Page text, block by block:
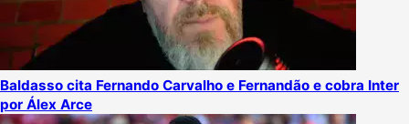
Baldasso cita Fernando Carvalho e Fernandão e cobra Inter
por Álex Arce